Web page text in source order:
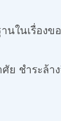
นในเรื่อง
ย ชำระล้า